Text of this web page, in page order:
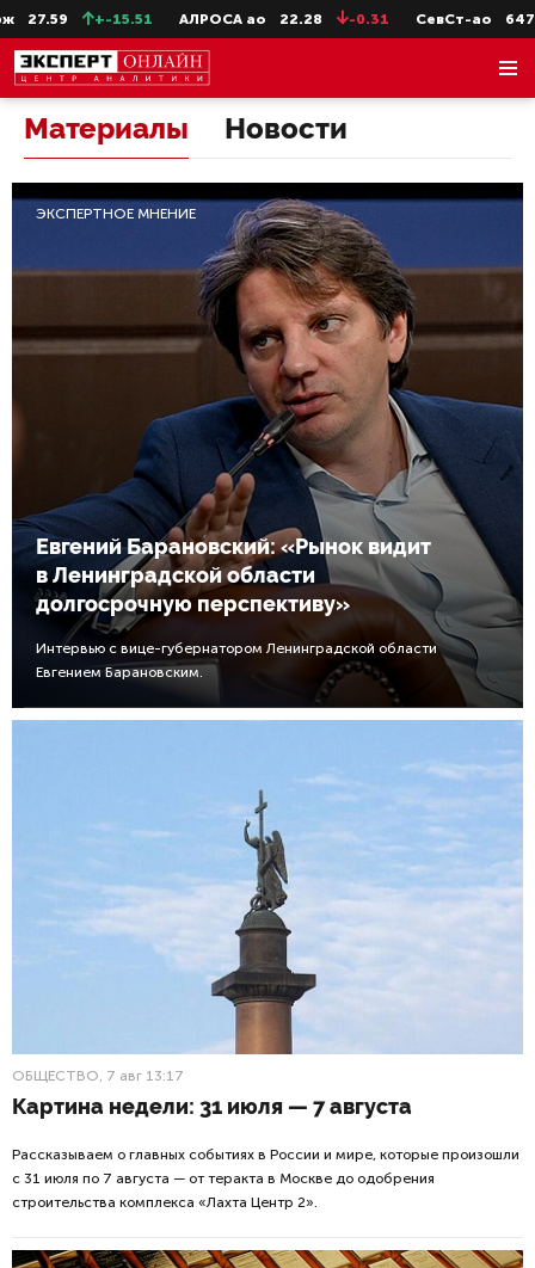
АЛРОСА ао 22.28 -0.31 СевСт-ао 647.2 -5.4
Материалы Новости
ЭКСПЕРТНОЕ МНЕНИЕ
Евгений Барановский: «Рынок видит
в Ленинградской области
долгосрочную перспективу»
Интервью с вице-губернатором Ленинградской области
Евгением Барановским.
ОБЩЕСТВО, 7 авг 13:17
Картина недели: 31 июля — 7 августа
Рассказываем о главных событиях в России и мире, которые произошли
с 31 июля по 7 августа — от теракта в Москве до одобрения
строительства комплекса «Лахта Центр 2».